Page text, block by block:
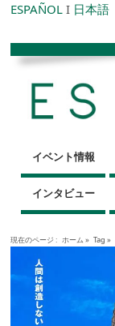
ESPAÑOL I 日本語
イベント情報
インタビュー
現在のページ : ホーム » Tag »